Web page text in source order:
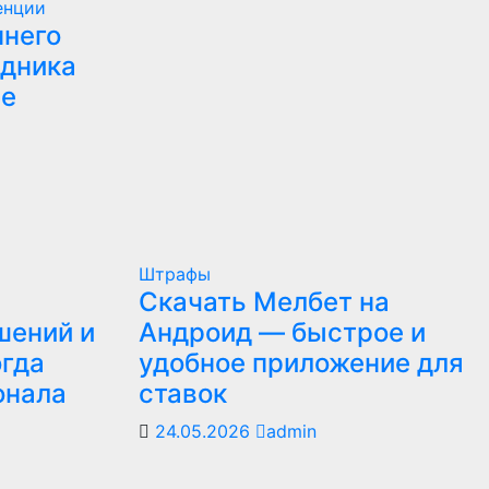
и
Штрафы
Скачать Мелбет на
Андроид — быстрое и
удобное приложение для
ставок
24.05.2026 admin